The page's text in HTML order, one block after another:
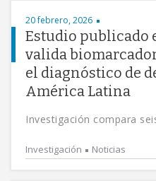
20 febrero, 2026
Estudio publicado
valida
el diagnóstico de
América Latina
Investigación compara
Investigación Noticias